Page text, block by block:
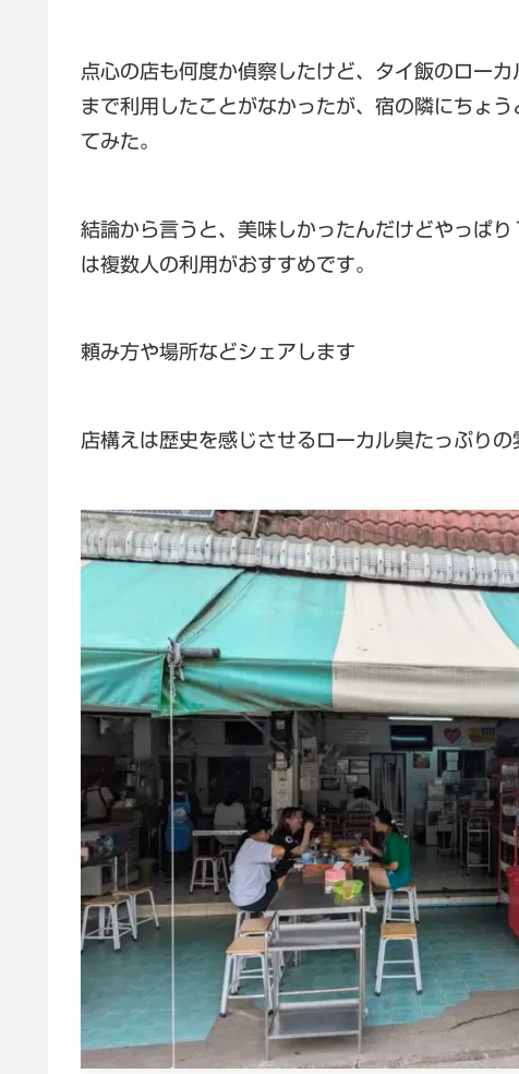
点心の店も何度か偵察したけど、タイ飯のロー
まで利用したことがなかったが、宿の隣にちょ
てみた。
結論から言うと、美味しかったんだけどやっぱ
は複数人の利用がおすすめです。
頼み方や場所などシェアします
店構えは歴史を感じさせるローカル臭たっぷりの